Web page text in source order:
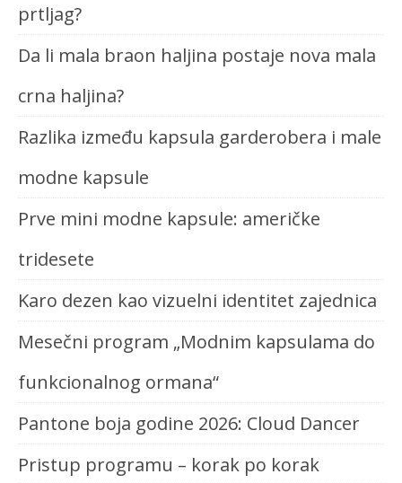
prtljag?
Da li mala braon haljina postaje nova mala
crna haljina?
Razlika između kapsula garderobera i male
modne kapsule
Prve mini modne kapsule: američke
tridesete
Karo dezen kao vizuelni identitet zajednica
Mesečni program „Modnim kapsulama do
funkcionalnog ormana“
Pantone boja godine 2026: Cloud Dancer
Pristup programu – korak po korak